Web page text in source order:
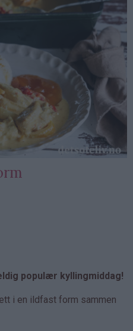
populær kyllingmiddag!
i en ildfast form sammen